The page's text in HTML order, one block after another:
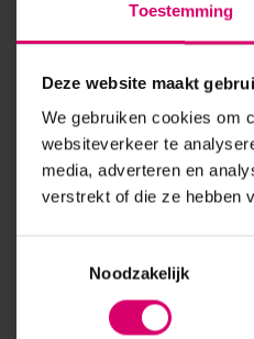
Toestemming
Deze website maakt
We gebruiken cookies om
websiteverkeer te
media, adverteren en
verstrekt of die ze hebben
Noodzakelijk
Cuccio
75 ml
Op
13,95